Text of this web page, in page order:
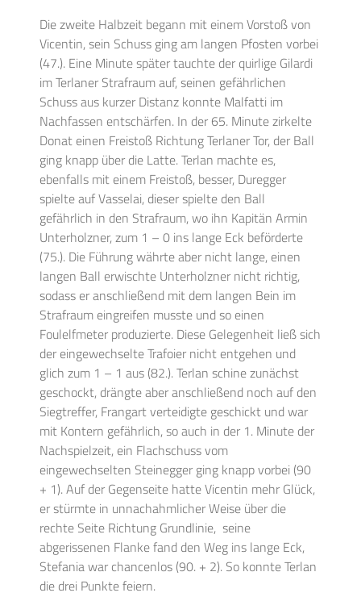
Die zweite Halbzeit begann mit einem Vorstoß von
Vicentin, sein Schuss ging am langen Pfosten vorbei
(47.). Eine Minute später tauchte der quirlige Gilardi
im Terlaner Strafraum auf, seinen gefährlichen
Schuss aus kurzer Distanz konnte Malfatti im
Nachfassen entschärfen. In der 65. Minute zirkelte
Donat einen Freistoß Richtung Terlaner Tor, der Ball
ging knapp über die Latte. Terlan machte es,
ebenfalls mit einem Freistoß, besser, Duregger
spielte auf Vasselai, dieser spielte den Ball
gefährlich in den Strafraum, wo ihn Kapitän Armin
Unterholzner, zum 1 – 0 ins lange Eck beförderte
(75.). Die Führung währte aber nicht lange, einen
langen Ball erwischte Unterholzner nicht richtig,
sodass er anschließend mit dem langen Bein im
Strafraum eingreifen musste und so einen
Foulelfmeter produzierte. Diese Gelegenheit ließ sich
der eingewechselte Trafoier nicht entgehen und
glich zum 1 – 1 aus (82.). Terlan schine zunächst
geschockt, drängte aber anschließend noch auf den
Siegtreffer, Frangart verteidigte geschickt und war
mit Kontern gefährlich, so auch in der 1. Minute der
Nachspielzeit, ein Flachschuss vom
eingewechselten Steinegger ging knapp vorbei (90
+ 1). Auf der Gegenseite hatte Vicentin mehr Glück,
er stürmte in unnachahmlicher Weise über die
rechte Seite Richtung Grundlinie, seine
abgerissenen Flanke fand den Weg ins lange Eck,
Stefania war chancenlos (90. + 2). So konnte Terlan
die drei Punkte feiern.